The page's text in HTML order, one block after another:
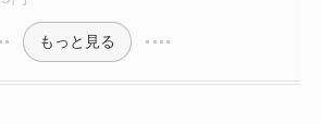
もっと見る